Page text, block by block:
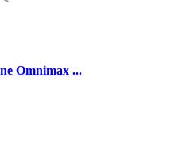
Omnimax ...